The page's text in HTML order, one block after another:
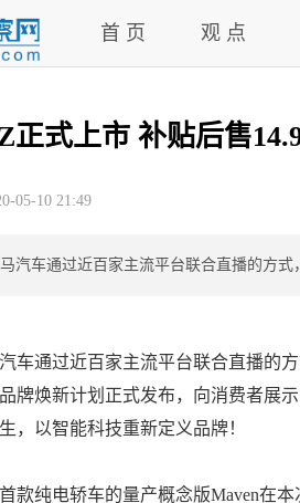
首 页 观 点
正式上市 补贴后售
05-10 21:49
汽车通过近百家主流平台联合直播的方式
通过近百家主流平台联合直播的方
牌焕新计划正式发布，向消费者展
，以智能科技重新定义品牌！
纯电轿车的量产概念版Maven在本